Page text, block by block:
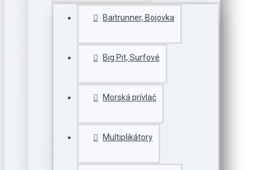
Baitrunner, Bojovka
Big Pit, Surfové
Morská prívlač
Multiplikátory